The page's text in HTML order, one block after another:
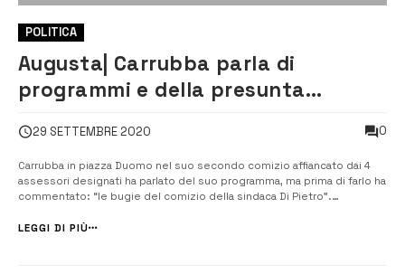
POLITICA
Augusta| Carrubba parla di
programmi e della presunta
29 SETTEMBRE 2020 0
Carrubba in piazza Duomo nel suo secondo comizio affiancato dai 4
assessori designati ha parlato del suo programma, ma prima di farlo ha
commentato: “le bugie del comizio della sindaca Di Pietro”.
consiglieri comunali, Biagio Tribulato e Giancarlo Triberio che...
LEGGI DI PIÙ